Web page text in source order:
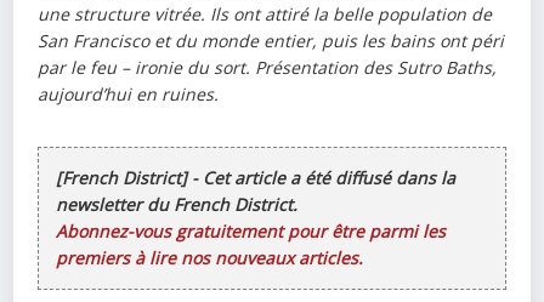
une structure vitrée. Ils ont attiré la belle population de
San Francisco et du monde entier, puis les bains ont péri
par le feu – ironie du sort. Présentation des Sutro Baths,
aujourd’hui en ruines.
[French District] - Cet article a été diffusé dans la
newsletter du French District.
Abonnez-vous gratuitement pour être parmi les
premiers à lire nos nouveaux articles.